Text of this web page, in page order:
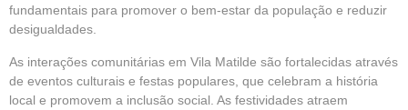
fundamentais para promover o bem-estar da população e reduzir
desigualdades.
As interações comunitárias em Vila Matilde são fortalecidas através
de eventos culturais e festas populares, que celebram a história
local e promovem a inclusão social. As festividades atraem